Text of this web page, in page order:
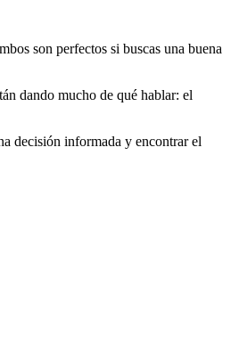
son perfectos si buscas una buena
dando mucho de qué hablar: el
decisión informada y encontrar el